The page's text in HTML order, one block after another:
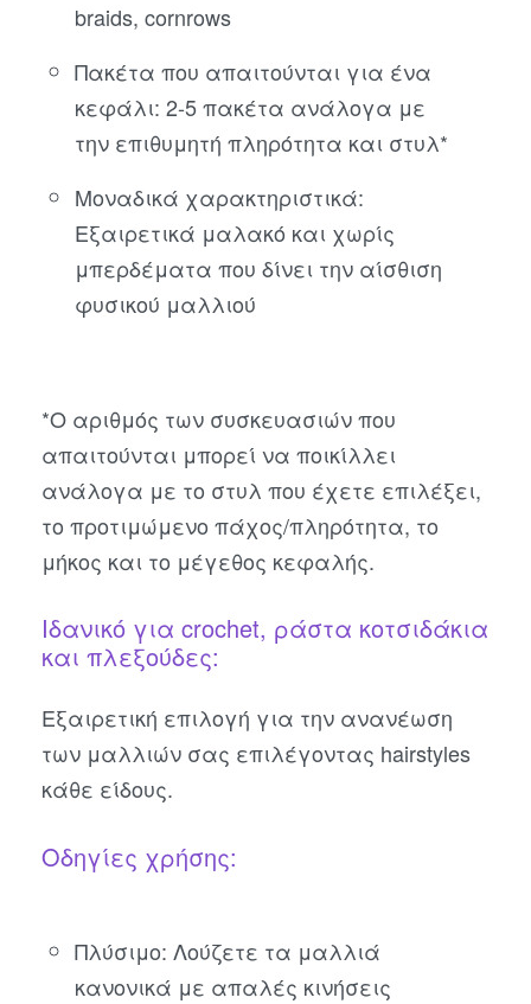
braids, cornrows
Πακέτα που απαιτούνται για ένα
κεφάλι: 2-5 πακέτα ανάλογα με
την επιθυμητή πληρότητα και στυλ*
Μοναδικά χαρακτηριστικά:
Εξαιρετικά μαλακό και χωρίς
μπερδέματα που δίνει την αίσθιση
φυσικού μαλλιού
*Ο αριθμός των συσκευασιών που
απαιτούνται μπορεί να ποικίλλει
ανάλογα με το στυλ που έχετε επιλέξει,
το προτιμώμενο πάχος/πληρότητα, το
μήκος και το μέγεθος κεφαλής.
Ιδανικό για crochet, ράστα κοτσιδάκια
και πλεξούδες:
Εξαιρετική επιλογή για την ανανέωση
των μαλλιών σας επιλέγοντας hairstyles
κάθε είδους.
Οδηγίες χρήσης:
Πλύσιμο: Λούζετε τα μαλλιά
κανονικά με απαλές κινήσεις